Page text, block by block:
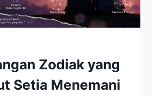
Zodiak yang
Setia Menemani